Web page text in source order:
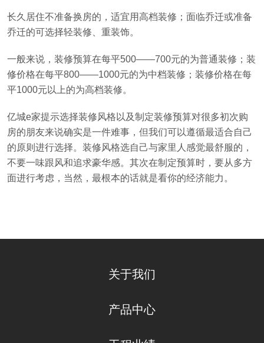
长久居住不准备换房的，适宜用高档装修；面临乔迁或准备
乔迁的可选择轻装修、重装饰。
一般来说，装修预算在每平500——700元的为普通装修；装
修价格在每平800——1000元的为中档装修；装修价格在每
平1000元以上的为高档装修。
亿城e家提示选择装修风格以及制定装修预算对很多初次购
房的朋友来说确实是一件难事，但我们可以遵循最适合自己
的原则进行选择。装修风格选自己与家里人感觉最舒服的，
不要一味跟风和追求豪华感。其次在制定预算时，要从多方
面进行考虑，当然，最根本的话就是看你的经济能力。
关于我们
产品中心